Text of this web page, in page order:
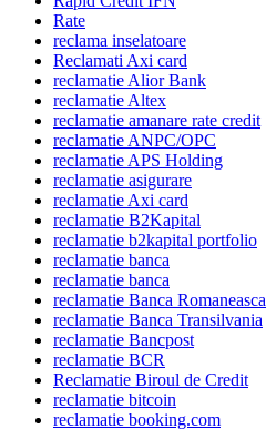
Rate
reclama inselatoare
Reclamati Axi card
reclamatie Alior Bank
reclamatie Altex
reclamatie amanare rate credit
reclamatie ANPC/OPC
reclamatie APS Holding
reclamatie asigurare
reclamatie Axi card
reclamatie B2Kapital
reclamatie b2kapital portfolio
reclamatie banca
reclamatie banca
reclamatie Banca Romaneasca
reclamatie Banca Transilvania
reclamatie Bancpost
reclamatie BCR
Reclamatie Biroul de Credit
reclamatie bitcoin
reclamatie booking.com